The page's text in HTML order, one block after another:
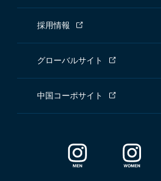
採用情報
グローバルサイト
中国コーポサイト